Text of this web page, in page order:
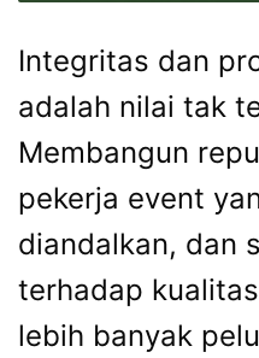
Integritas dan
adalah nilai tak
Membangun
pekerja event
diandalkan, dan
terhadap
lebih banyak